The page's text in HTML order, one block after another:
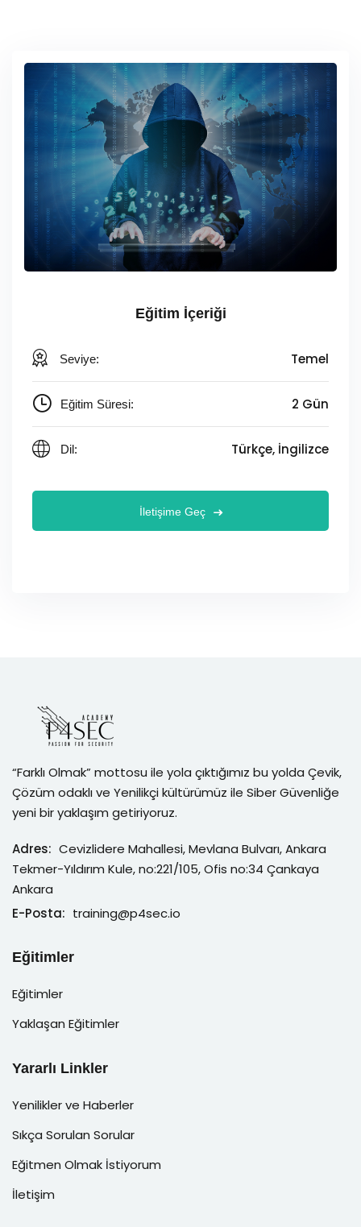
Eğitim İçeriği
Seviye: Temel
Eğitim Süresi: 2 Gün
Dil: Türkçe, İngilizce
İletişime Geç
“Farklı Olmak” mottosu ile yola çıktığımız bu yolda Çevik,
Çözüm odaklı ve Yenilikçi kültürümüz ile Siber Güvenliğe
yeni bir yaklaşım getiriyoruz.
Adres: Cevizlidere Mahallesi, Mevlana Bulvarı, Ankara
Tekmer-Yıldırım Kule, no:221/105, Ofis no:34 Çankaya
Ankara
E-Posta: training@p4sec.io
Eğitimler
Eğitimler
Yaklaşan Eğitimler
Yararlı Linkler
Yenilikler ve Haberler
Sıkça Sorulan Sorular
Eğitmen Olmak İstiyorum
İletişim